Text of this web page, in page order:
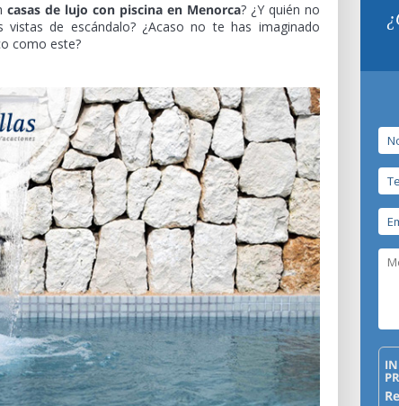
casas de lujo con piscina en Menorca? ¿Y quién no
de escándalo? ¿Acaso no te has imaginado
como este?